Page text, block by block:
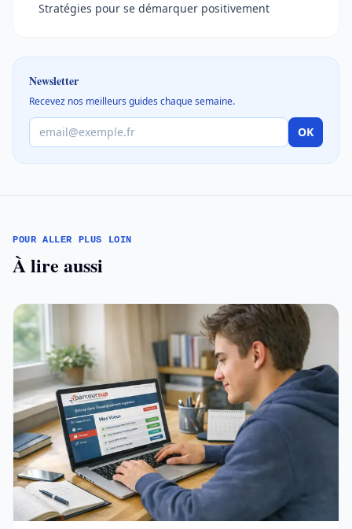
Stratégies pour se démarquer positivement
Newsletter
Recevez nos meilleurs guides chaque semaine.
OK
POUR ALLER PLUS LOIN
À lire aussi